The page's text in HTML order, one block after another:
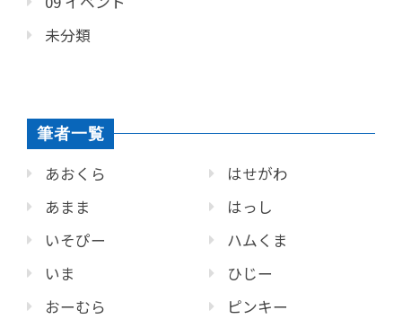
未分類
筆者一覧
あおくら
あまま
いそぴー
いま
おーむら
はせがわ
はっし
ハムくま
ひじー
ピンキー